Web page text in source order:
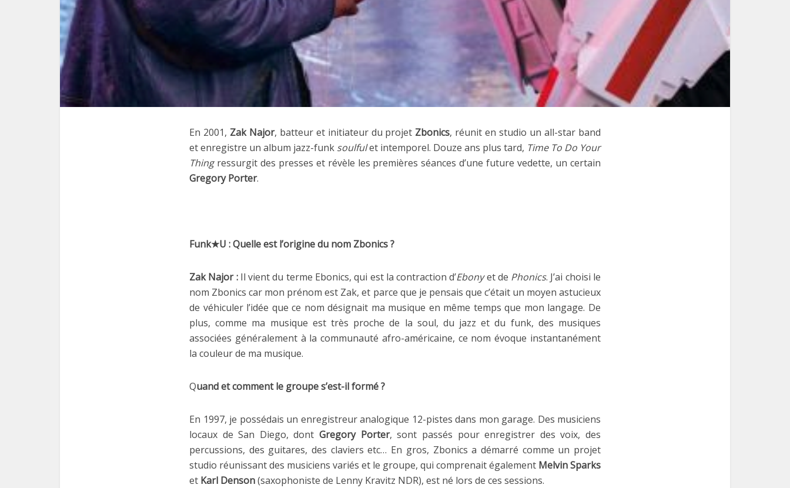
En 2001, Zak Najor, batteur et initiateur du projet Zbonics, réunit en studio un all-star band
et enregistre un album jazz-funk soulfulet intemporel. Douze ans plus tard, Time To Do Your
Thingressurgit des presses et révèle les premières séances d’une future vedette, un certain
Gregory Porter.
Funk★U : Quelle est l’origine du nom Zbonics ?
Zak Najor :Il vient du terme Ebonics, qui est la contraction d’Ebonyet de Phonics. J’ai choisi le
nom Zbonics car mon prénom est Zak, et parce que je pensais que c’était un moyen astucieux
de véhiculer l’idée que ce nom désignait ma musique en même temps que mon langage. De
plus, comme ma musique est très proche de la soul, du jazz et du funk, des musiques
associées généralement à la communauté afro-américaine, ce nom évoque instantanément
la couleur de ma musique.
Quand et comment le groupe s’est-il formé ?
En 1997, je possédais un enregistreur analogique 12-pistes dans mon garage. Des musiciens
locaux de San Diego, dontGregory Porter, sont passés pour enregistrer des voix, des
percussions, des guitares, des claviers etc… En gros, Zbonics a démarré comme un projet
studio réunissant des musiciens variés et le groupe, qui comprenait également Melvin Sparks
et Karl Denson(saxophoniste de Lenny Kravitz NDR), est né lors de ces sessions.